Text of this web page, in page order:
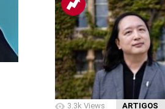
3.3k Views ARTIGOS